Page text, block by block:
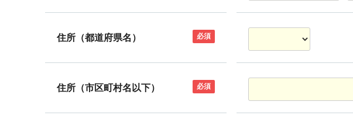
住所（都道府県名） 必須
住所（市区町村名以下） 必須